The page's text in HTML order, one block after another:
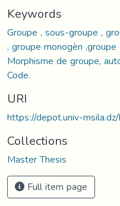
Keywords
Groupe , sous-groupe ,
, groupe monogèn
Morphisme de groupe,
Code.
URI
https://depot.univ-
Collections
Master Thesis
Full item page